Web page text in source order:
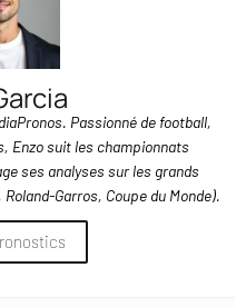
Passionné de football,
Enzo suit les championnats
ses analyses sur les grands
Garros, Coupe du Monde).